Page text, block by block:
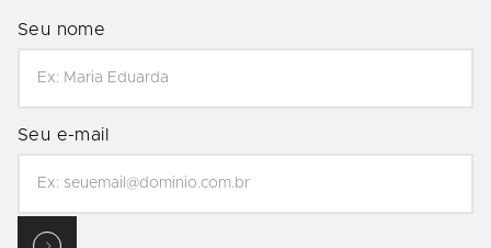
Seu nome
Seu e-mail